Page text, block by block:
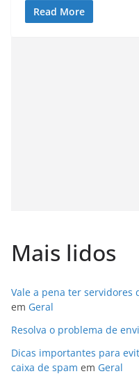
Read More
Mais lidos
Vale a pena ter servidores
em Geral
Resolva o problema de
Dicas importantes para
caixa de spam em Geral